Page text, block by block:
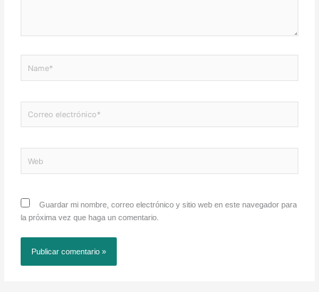
electrónico*
Guardar mi nombre, correo electrónico y sitio web en este navegador para
la próxima vez que haga un comentario.